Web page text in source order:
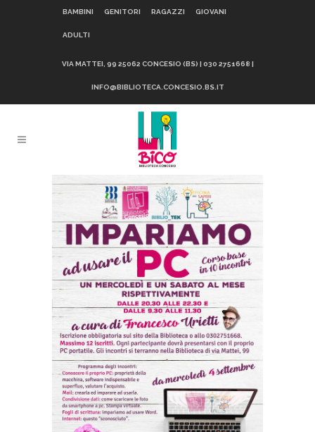
BAMBINI GENITORI RAGAZZI GIOVANI
ADULTI
VIA MATTEI, 99 25062 CONCESIO (BS) | 030 2751668 |
INFO@BIBLIOTECA.CONCESIO.BS.IT